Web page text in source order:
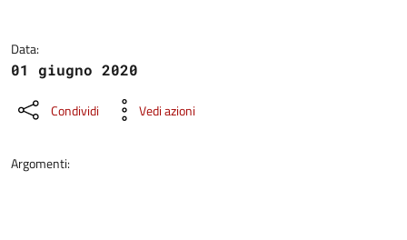
Data:
01 giugno 2020
Condividi Vedi azioni
Argomenti: